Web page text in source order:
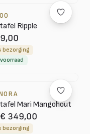
Ripple
bezorging
Mari Mangohout
€ 349,00
bezorging